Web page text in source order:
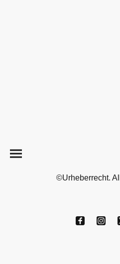
©Urheberrecht.